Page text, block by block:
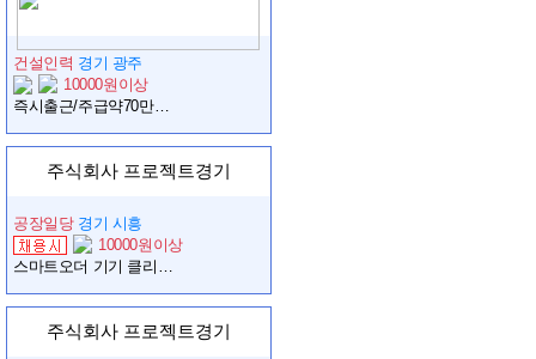
건설인력 경기 광주
10000원이상
즉시출근/주급약70만원/주급,가불가능/급여일매월10일/간단업무/유산균포장
주식회사 프로젝트경기
공장일당 경기 시흥
10000원이상
스마트오더 기기 클리닝·이물질 제거·외관관리 단순업무 (초보가능/쾌적환경)
주식회사 프로젝트경기